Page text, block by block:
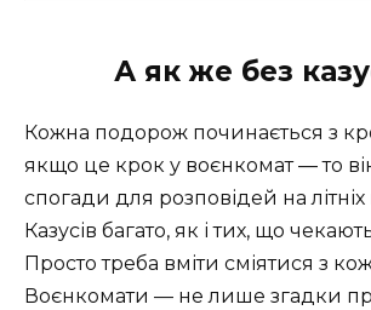
А як же без
Кожна подорож починається з
якщо це крок у воєнкомат — то
спогади для розповідей на літніх
Казусів багато, як і тих, що
Просто треба вміти сміятися з
Воєнкомати — не лише згадки